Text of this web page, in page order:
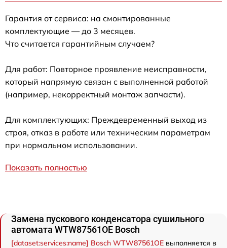
Гарантия от сервиса: на смонтированные
комплектующие — до 3 месяцев.
Что считается гарантийным случаем?
Для работ: Повторное проявление неисправности,
который напрямую связан с выполненной работой
(например, некорректный монтаж запчасти).
Для комплектующих: Преждевременный выход из
строя, отказ в работе или техническим параметрам
при нормальном использовании.
Показать полностью
Замена пускового конденсатора сушильного
автомата WTW87561OE Bosch
[dataset:services:name] Bosch WTW87561OE выполняется в